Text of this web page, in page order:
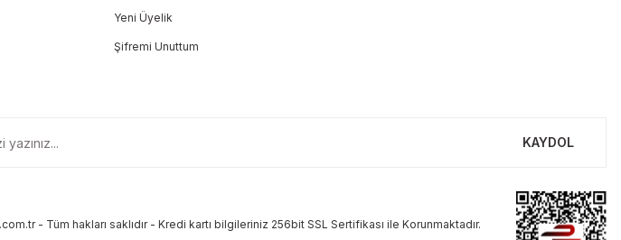
Yeni Üyelik
Şifremi Unuttum
KAYDOL
- Tüm hakları saklıdır - Kredi kartı bilgileriniz 256bit SSL Sertifikası ile Korunmaktadır.